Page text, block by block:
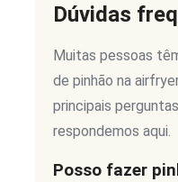
Dúvidas
Muitas pessoas
de pinhão na
principais
respondemos aqui.
Posso fazer